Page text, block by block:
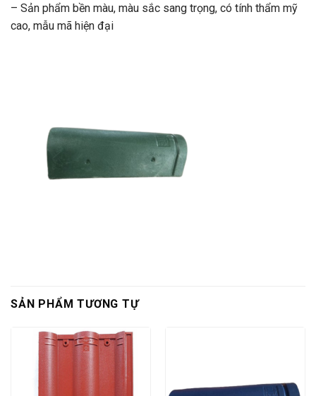
– Sản phẩm bền màu, màu sắc sang trọng, có tính thẩm mỹ
cao, mẫu mã hiện đại
SẢN PHẨM TƯƠNG TỰ